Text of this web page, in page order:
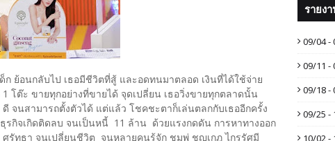
ย้อนกลับไป เธอมีชีวิตที่สู้ และอดทนมาตลอด เงินที่ได้ใช้จ่าย
โต๊ะ ขายทุกอย่างที่ขายได้ จุดเปลี่ยน เธอวิ่งขายทุกตลาดนั้น
จนสามารถตั้งตัวได้ แต่แล้ว โชคชะตาก็เล่นตลกกับเธออีกครั้ง
รกิจเกิดติดลบ จนเป็นหนี้ 11 ล้าน ด้วยแรงกดดัน การหาทางออก
รัทธา จนเปลี่ยนชีวิต จนหลายคนรู้จัก ชมพู่ ชญเกฎ ไกรรัศมี
รายง
09/04 -
09/11 -
09/18 -
09/25 -
10/02 -